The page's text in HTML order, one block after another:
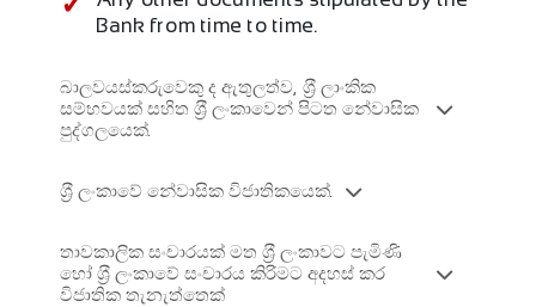
Bank from time to time.
බාලවයස්කරුවෙකු ද ඇතුලත්ව, ශ‍්‍රී ලාංකික
සම්භවයක් සහිත ශ‍්‍රී ලංකාවෙන් පිටත නේවාසික
පුද්ගලයෙක්.
ශ‍්‍රී ලංකාවේ නේවාසික විජාතිකයෙක්.
තාවකාලික සංචාරයක් මත ශ‍්‍රී ලංකාවට පැමිණි
හෝ ශ‍්‍රී ලංකාවේ සංචාරය කිරිමට අදහස් කර
විජාතික තැනැත්තෙක්